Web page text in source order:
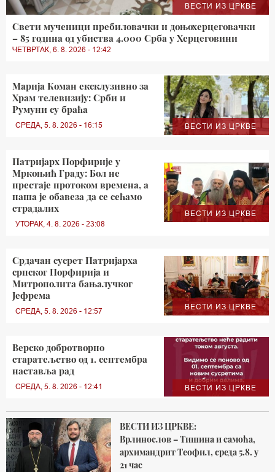
ВЕСТИ ИЗ ЦРКВЕ
Свети мученици пребиловачки и доњохерцеговачки
– 85 година од убиства 4.000 Срба у Херцеговини
ЧЕТВРТАК, 6. 8. 2026 - 12:42
ВЕСТИ ИЗ ЦРКВЕ
Марија Коман ексклузивно за
Храм телевизију: Срби и
Румуни су браћа
СРЕДА, 5. 8. 2026 - 16:15
ВЕСТИ ИЗ ЦРКВЕ
Патријарх Порфирије у
Мркоњић Граду: Бол не
престаје протоком времена, а
наша је обавеза да се сећамо
страдалих
УТОРАК, 4. 8. 2026 - 23:08
ВЕСТИ ИЗ ЦРКВЕ
Срдачан сусрет Патријарха
српског Порфирија и
Митрополита бањалучког
Јефрема
СРЕДА, 5. 8. 2026 - 12:57
ВЕСТИ ИЗ ЦРКВЕ
Верско добротворно
старатељство од 1. септембра
наставља рад
СРЕДА, 5. 8. 2026 - 12:41
ВЕСТИ ИЗ ЦРКВЕ:
Врлинослов – Тишина и самоћа,
архимандрит Теофил, среда 5.8. у
21 час